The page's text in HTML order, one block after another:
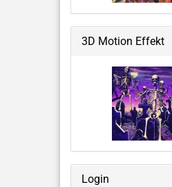
Weltraum &
Grusliges,
Fantastisches
Große
3D Motion Effekt
Login